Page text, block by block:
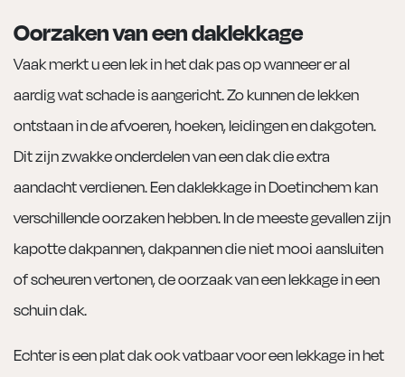
Oorzaken van een daklekkage
Vaak merkt u een lek in het dak pas op wanneer er al
aardig wat schade is aangericht. Zo kunnen de lekken
ontstaan in de afvoeren, hoeken, leidingen en dakgoten.
Dit zijn zwakke onderdelen van een dak die extra
aandacht verdienen. Een daklekkage in Doetinchem kan
verschillende oorzaken hebben. In de meeste gevallen zijn
kapotte dakpannen, dakpannen die niet mooi aansluiten
of scheuren vertonen, de oorzaak van een lekkage in een
schuin dak.
Echter is een plat dak ook vatbaar voor een lekkage in het